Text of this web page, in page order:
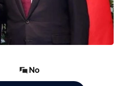
No